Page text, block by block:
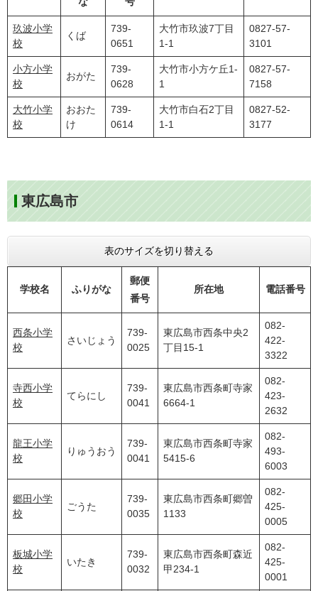
玖波小学
校
くば
739-
0651
大竹市玖波7丁目
1-1
0827-57-
3101
小方小学
校
おがた
739-
0628
大竹市小方ケ丘1-
1
0827-57-
7158
大竹小学
校
おおた
け
739-
0614
大竹市白石2丁目
1-1
0827-52-
3177
東広島市
表のサイズを切り替える
学校名 ふりがな
郵便
番号
所在地 電話番号
西条小学
校
さいじょう
739-
0025
東広島市西条中央2
丁目15-1
082-
422-
3322
寺西小学
校
てらにし
739-
0041
東広島市西条町寺家
6664-1
082-
423-
2632
龍王小学
校
りゅうおう
739-
0041
東広島市西条町寺家
5415-6
082-
493-
6003
郷田小学
校
ごうた
739-
0035
東広島市西条町郷曽
1133
082-
425-
0005
板城小学
校
いたき
739-
0032
東広島市西条町森近
甲234-1
082-
425-
0001